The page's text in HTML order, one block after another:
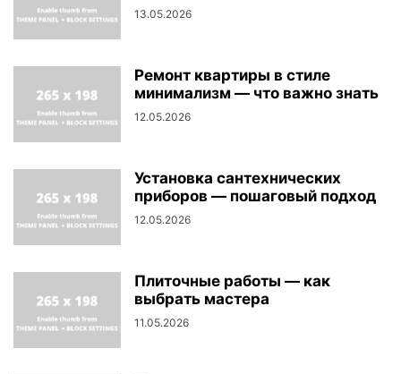
13.05.2026
Ремонт квартиры в стиле
минимализм — что важно знать
12.05.2026
Установка сантехнических
приборов — пошаговый подход
12.05.2026
Плиточные работы — как
выбрать мастера
11.05.2026